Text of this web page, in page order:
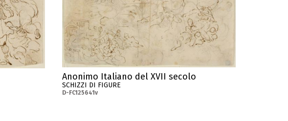
Anonimo Italiano del XVII secolo
SCHIZZI DI FIGURE
D-FC125641v